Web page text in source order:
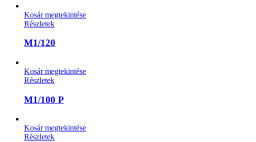
Kosár megtekintése
Részletek
M1/120
Kosár megtekintése
Részletek
M1/100 P
Kosár megtekintése
Részletek